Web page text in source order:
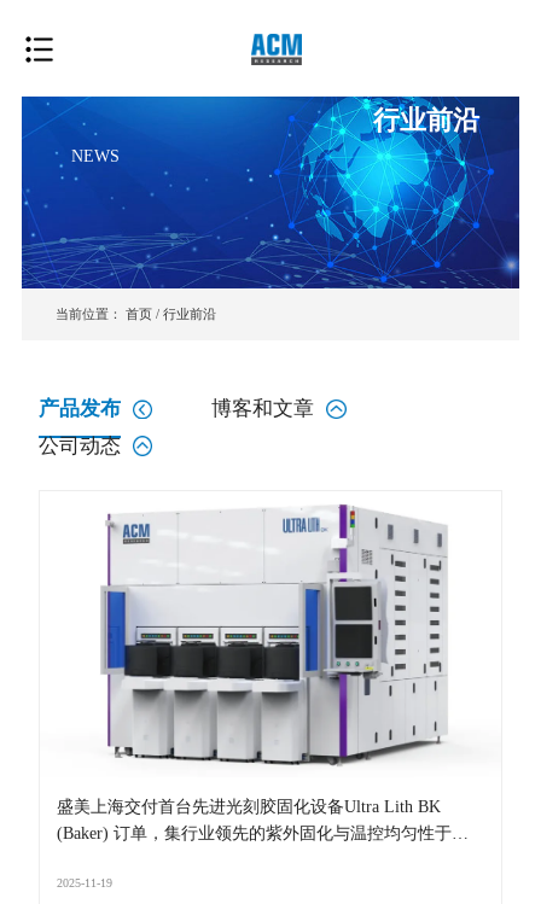
行业前沿
NEWS
当前位置： 首页 / 行业前沿
产品发布
博客和文章
公司动态
盛美上海交付首台先进光刻胶固化设备Ultra Lith BK
(Baker) 订单，集行业领先的紫外固化与温控均匀性于一
2025-11-19